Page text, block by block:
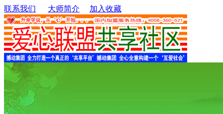
联系我们 大师简介 加入收藏